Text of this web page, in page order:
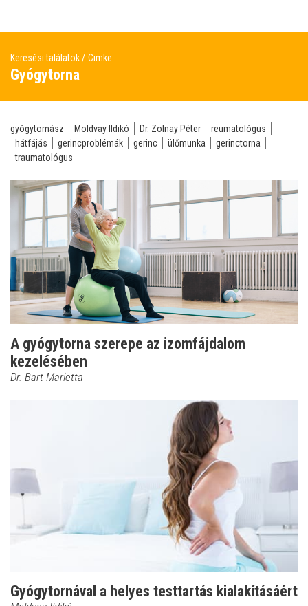
Keresési találatok Cimke
Gyógytorna
gyógytornász Moldvay Ildikó Dr. Zolnay Péter
reumatológus
hátfájás
gerincproblémák gerinc ülőmunka
gerinctorna
traumatológus
A gyógytorna szerepe az izomfájdalom
kezelésében
Dr. Bart Marietta
Gyógytornával a helyes testtartás kialakításáért